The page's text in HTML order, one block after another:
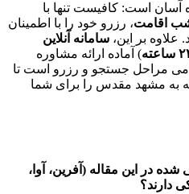
آسان است: کافیست تنها با
شب اقامت، رزرو خود را با اطمینان
علاوه بر این، سامانه آنلاین
) آماده ارائه مشاوره
مراحل جستجو و رزرو است تا
به مشهد مقدس را برای شما
شده در این مقاله (آفرین، آوا،
دارند؟